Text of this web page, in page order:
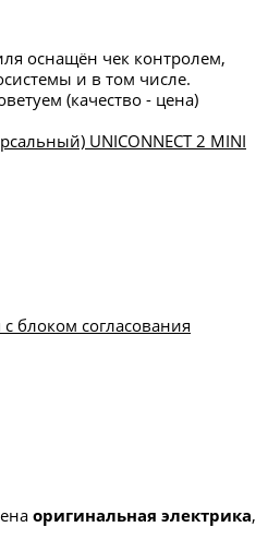
оснащён чек контролем,
и в том числе.
(качество - цена)
UNICONNECT 2 MINI
блоком согласования
оригинальная электрика,